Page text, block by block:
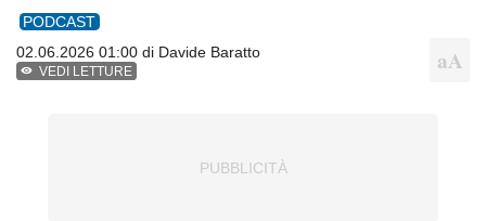
PODCAST
02.06.2026 01:00 di Davide Baratto
VEDI LETTURE